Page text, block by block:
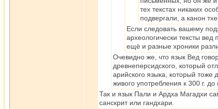
тех текстах никаких
подвергали, а канон
Если следовать вашему
археологически тексты
ещё и разные хроники
Очевидно же, что язык Вед
древнеперсидского, который
арийского языка, который тоже
живого употребления к 300 г. до
Так и язык Пали и Ардха Магадхи
санскрит или гандхари.